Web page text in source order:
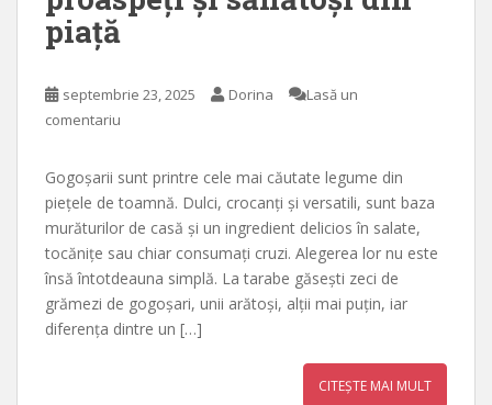
piață
septembrie 23, 2025 Dorina
Lasă un
comentariu
Gogoșarii sunt printre cele mai căutate legume din
piețele de toamnă. Dulci, crocanți și versatili, sunt baza
murăturilor de casă și un ingredient delicios în salate,
tocănițe sau chiar consumați cruzi. Alegerea lor nu este
însă întotdeauna simplă. La tarabe găsești zeci de
grămezi de gogoșari, unii arătoși, alții mai puțin, iar
diferența dintre un […]
CITEȘTE MAI MULT